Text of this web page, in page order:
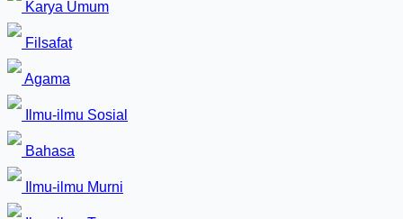
Karya Umum
Filsafat
Agama
Ilmu-ilmu Sosial
Bahasa
Ilmu-ilmu Murni